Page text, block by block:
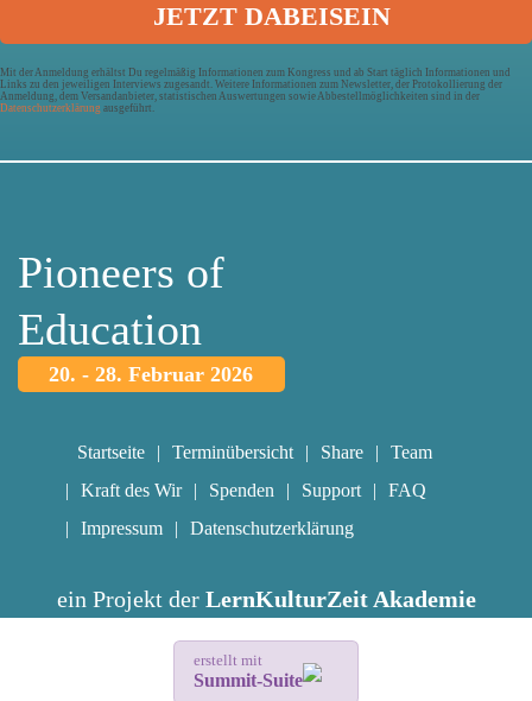
Mit der Anmeldung erhältst Du regelmäßig Informationen zum Kongress und ab Start täglich Informationen und
Links zu den jeweiligen Interviews zugesandt. Weitere Informationen zum Newsletter, der Protokollierung der
Anmeldung, dem Versandanbieter, statistischen Auswertungen sowie Abbestellmöglichkeiten sind in der
Datenschutzerklärung ausgeführt.
Pioneers of
Education
20. - 28. Februar 2026
Startseite Terminübersicht Share
Team
Kraft des Wir
Spenden Support
FAQ
Impressum
Datenschutzerklärung
ein Projekt der LernKulturZeit Akademie
erstellt mit
Summit-Suite